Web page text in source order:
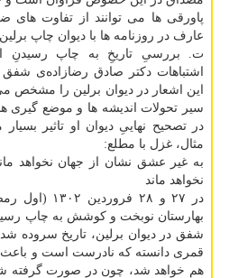
پاورقی ها می توانند از تفاوت های
عارف در روزنامه ها با دیوان چاپ برلین
ت. بررسیِ تاریخِ به چاپ رسیدنِ
اشتباهات دکتر صادق رضازاده‌ی
این اشعار در دیوان برلین را مشخص
سیر تحولات اندیشه ها و موضع گیری
در تصحیح نهاییِ دیوان او تاثیر
مثال، غزل با مطلع:
به غیر عشق نشان از جهان نخواهد
نخواهد ماند
بهارستان نوبخت و کوشش به چاپ
قمری دانسته که نادرست است و باعث
هم خواهد شد، چون در صورت گرفته